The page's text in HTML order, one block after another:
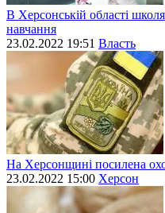
В Херсонській області
навчання
23.02.2022 19:51 Власть
На Херсонщині посилена
23.02.2022 15:00 Херсон